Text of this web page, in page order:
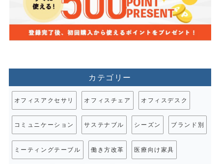
カテゴリー
オフィスアクセサリ オフィスチェア オフィスデスク
コミュニケーション サステナブル シーズン ブランド別
ミーティングテーブル 働き方改革 医療向け家具